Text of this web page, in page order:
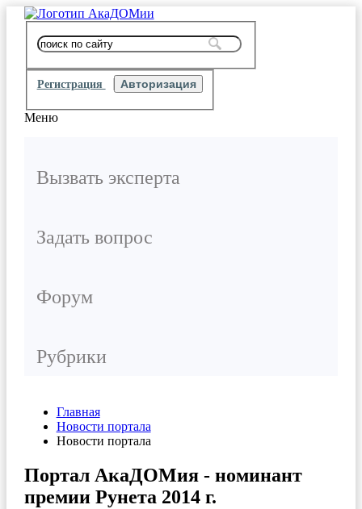
Регистрация
Меню
Вызвать эксперта
Задать вопрос
Форум
Рубрики
Главная
Новости портала
Новости портала
Портал АкаДОМия - номинант
премии Рунета 2014 г.